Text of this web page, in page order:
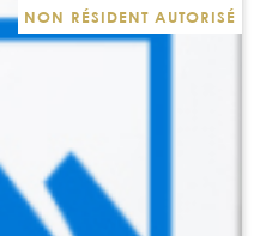
NON RÉSIDENT AUTORISÉ